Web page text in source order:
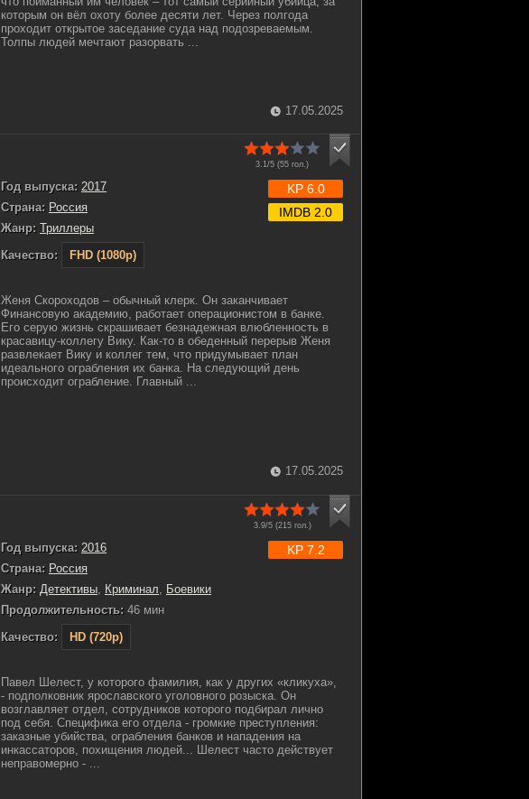
которым он вёл охоту более десяти лет. Через полгода
проходит открытое заседание суда над подозреваемым.
Толпы людей мечтают разорвать ...
17.05.2025
3.1/5 (55 гол.)
Год выпуска: 2017
Страна: Россия
Жанр: Триллеры
Качество:
FHD (1080p)
KP 6.0
IMDB 2.0
Женя Скороходов – обычный клерк. Он заканчивает
Финансовую академию, работает операционистом в банке.
Его серую жизнь скрашивает безнадежная влюбленность в
красавицу-коллегу Вику. Как-то в обеденный перерыв Женя
развлекает Вику и коллег тем, что придумывает план
идеального ограбления их банка. На следующий день
происходит ограбление. Главный ...
17.05.2025
3.9/5 (215гол.)
Год выпуска: 2016
Страна: Россия
Жанр: Детективы Криминал
Боевики
Продолжительность: 46 мин
Качество:
HD (720p)
KP 7.2
Павел Шелест, у которого фамилия, как у других «кликуха»,
- подполковник ярославского уголовного розыска. Он
возглавляет отдел, сотрудников которого подбирал лично
под себя. Специфика его отдела - громкие преступления:
заказные убийства, ограбления банков и нападения на
инкассаторов, похищения людей... Шелест часто действует
неправомерно - ...